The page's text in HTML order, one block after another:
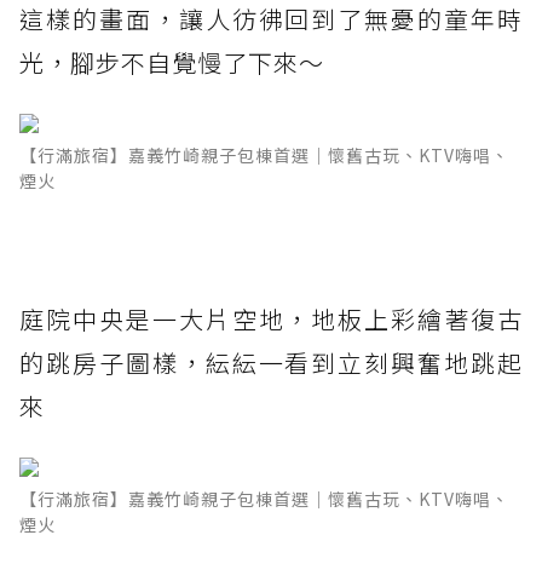
這樣的畫面，讓人彷彿回到了無憂的童年時
光，腳步不自覺慢了下來～
【行滿旅宿】嘉義竹崎親子包棟首選｜懷舊古玩、KTV嗨唱、
煙火
庭院中央是一大片空地，地板上彩繪著復古
的跳房子圖樣，紜紜一看到立刻興奮地跳起
來
【行滿旅宿】嘉義竹崎親子包棟首選｜懷舊古玩、KTV嗨唱、
煙火